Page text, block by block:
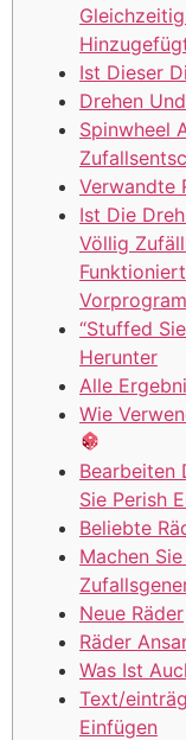
Ist Dieser
Drehen
Spinwheel
Verwandte
Ist Die
Völlig
“Stuffed
Herunter
Alle
Wie
Bearbeiten
Sie Perish
Beliebte
Machen
Neue Räder
Räder
Was Ist
Text/
Einfügen